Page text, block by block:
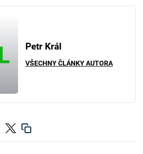
Petr Král
VŠECHNY ČLÁNKY AUTORA